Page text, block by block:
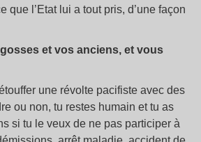
que l’Etat lui a tout pris, d’une façon
et vos anciens, et vous
une révolte pacifiste avec des
ou non, tu restes humain et tu as
si tu le veux de ne pas participer à